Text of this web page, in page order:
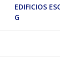
EDIFICIOS
G